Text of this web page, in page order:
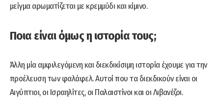
μείγμα αρωματίζεται με κρεμμύδι και κίμινο.
Ποια είναι όμως η ιστορία τους;
Άλλη μία αμφιλεγόμενη και διεκδικίσιμη ιστορία έχουμε για την
προέλευση των φαλάφελ. Αυτοί που τα διεκδικούν είναι οι
Αιγύπτιοι, οι Ισραηλίτες, οι Παλαιστίνοι και οι Λιβανέζοι.